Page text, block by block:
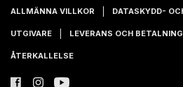
ALLMÄNNA VILLKOR DATASKYDD-
UTGIVARE LEVERANS OCH BETALNING
ÅTERKALLELSE